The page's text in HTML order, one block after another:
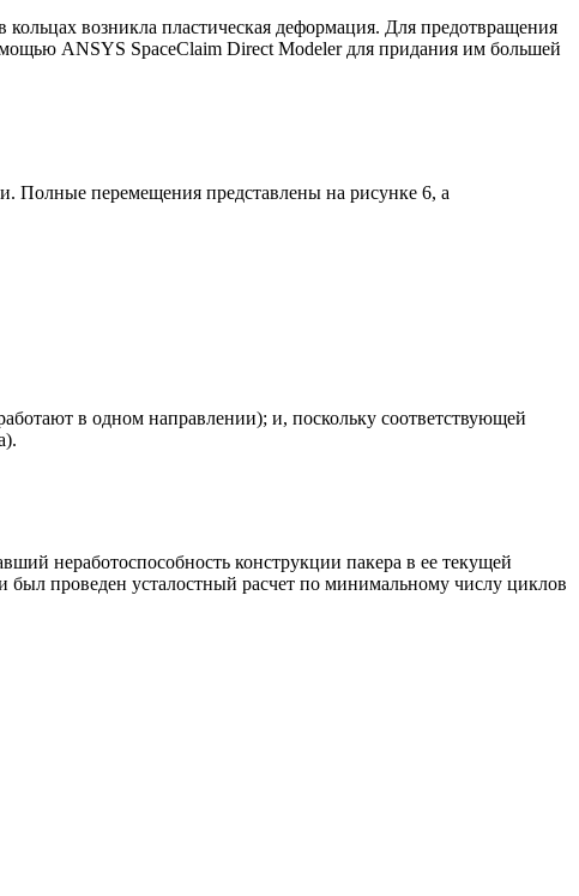
возникла пластическая деформация. Для предотвращения
ANSYS SpaceClaim Direct Modeler для придания им большей
Полные перемещения представлены на рисунке 6, а
в одном направлении); и, поскольку соответствующей
неработоспособность конструкции пакера в ее текущей
был проведен усталостный расчет по минимальному числу циклов